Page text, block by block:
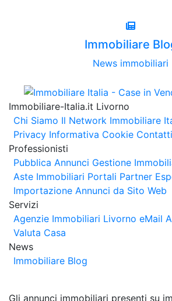
Immobiliare
News immobiliari
Immobiliare-Italia.it Livorno
Chi Siamo Il Network Immobiliare
Privacy Informativa Cookie Contatti
Professionisti
Pubblica Annunci Gestione
Aste Immobiliari Portali Partner
Importazione Annunci da Sito Web
Servizi
Agenzie Immobiliari Livorno eMail
Valuta Casa
News
Immobiliare Blog
Gli annunci immobiliari presenti su